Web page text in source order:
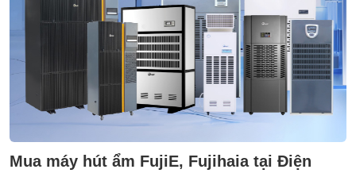
Mua máy hút ẩm FujiE, Fujihaia tại Điện